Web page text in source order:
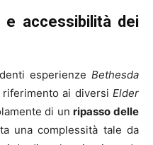
e accessibilità dei
esperienze Bethesda
ai diversi Elder
di unripasso delle
una complessità tale da